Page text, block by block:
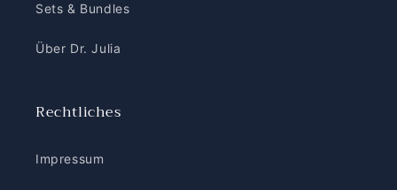
Sets & Bundles
Über Dr. Julia
Rechtliches
Impressum